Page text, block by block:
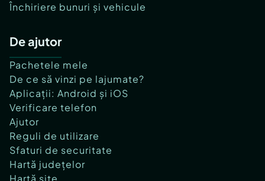
Închiriere bunuri și vehicule
De ajutor
Pachetele mele
De ce să vinzi pe lajumate?
Aplicații: Android și iOS
Verificare telefon
Ajutor
Reguli de utilizare
Sfaturi de securitate
Hartă județelor
Hartă site